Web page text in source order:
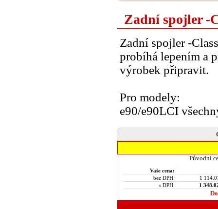
Zadní spojler -
Zadní spojler -
probíhá lepením a
výrobek připravit.
Pro modely:
e90/e90LCI
Původní
Vaše cena:
bez DPH:
1
s DPH:
1